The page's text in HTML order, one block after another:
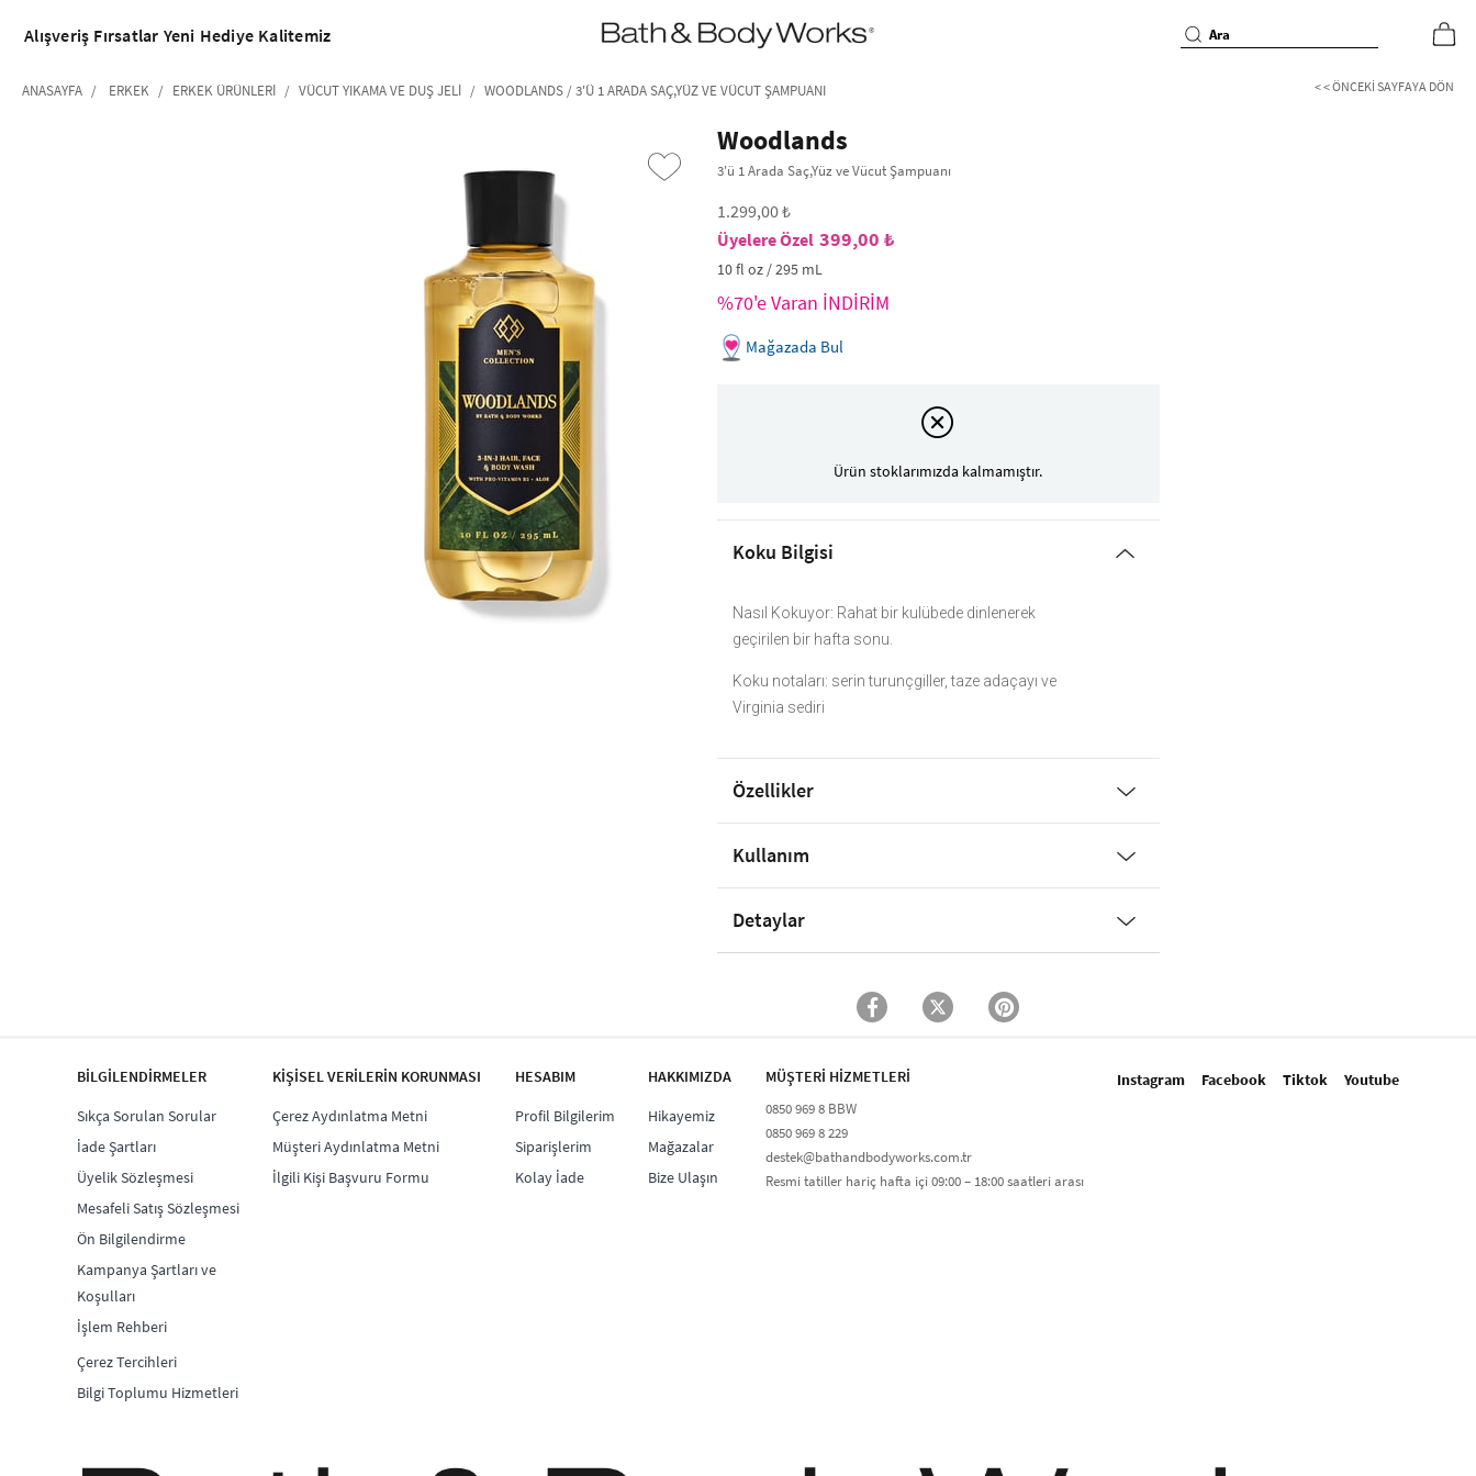
•2200₺ ve Üzeri Kargo Ücretsiz!•
*Promosyon Detayları
Alışveriş Fırsatlar Yeni Hediye Kalitemiz
ANASAYFA ERKEK ERKEK ÜRÜNLERI VÜCUT YIKAMA VE DUŞ JELI WOODLANDS / 3'Ü 1 ARADA SAÇ,YÜZ VE VÜCUT ŞAMPUANI < < ÖNCEKI SAYFAYA DÖN
Woodlands
3'ü 1 Arada Saç,Yüz ve Vücut Şampuanı
1.299,00 ₺
399,00 ₺
10 fl oz / 295 mL
%70'e Varan İNDİRİM
Mağazada Bul
Ürün stoklarımızda kalmamıştır.
Koku Bilgisi
Nasıl Kokuyor: Rahat bir kulübede dinlenerek
geçirilen bir hafta sonu.
Koku notaları: serin turunçgiller, taze adaçayı ve
Virginia sediri
Özellikler
Kullanım
Detaylar
Instagram Facebook Tiktok Youtube
BİLGİLENDİRMELER
Sıkça Sorulan Sorular
İade Şartları
Üyelik Sözleşmesi
Mesafeli Satış Sözleşmesi
Ön Bilgilendirme
Kampanya Şartları ve
Koşulları
İşlem Rehberi
Çerez Tercihleri
Bilgi Toplumu Hizmetleri
KİŞİSEL VERİLERİN KORUNMASI
Çerez Aydınlatma Metni
Müşteri Aydınlatma Metni
İlgili Kişi Başvuru Formu
HESABIM
Profil Bilgilerim
Siparişlerim
Kolay İade
HAKKIMIZDA
Hikayemiz
Mağazalar
Bize Ulaşın
MÜŞTERİ HİZMETLERİ​
0850 969 8 BBW​
0850 969 8 229​​
destek@bathandbodyworks.com.tr
Resmi tatiller hariç hafta içi 09:00 – 18:00 saatleri arası​